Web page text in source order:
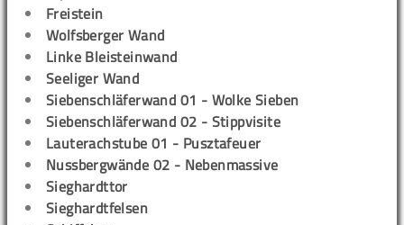
Freistein
Wolfsberger Wand
Linke Bleisteinwand
Seeliger Wand
Siebenschläferwand 01 - Wolke Sieben
Siebenschläferwand 02 - Stippvisite
Lauterachstube 01 - Pusztafeuer
Nussbergwände 02 - Nebenmassive
Sieghardttor
Sieghardtfelsen